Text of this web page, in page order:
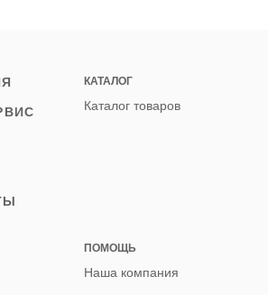
КАТАЛОГ
Каталог товаров
ПОМОЩЬ
Наша компания